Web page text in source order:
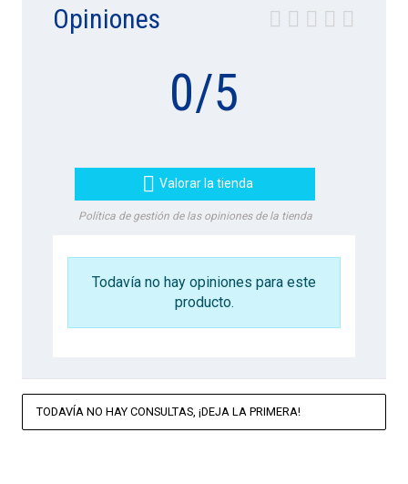
Opiniones
0/5
 Valorar la tienda
Política de gestión de las opiniones de la tienda
Todavía no hay opiniones para este
producto.
TODAVÍA NO HAY CONSULTAS, ¡DEJA LA PRIMERA!